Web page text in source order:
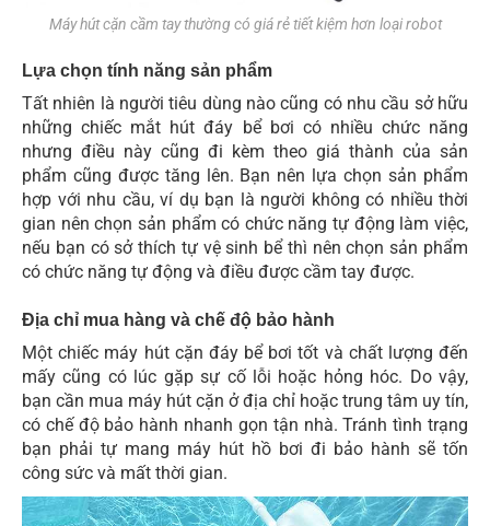
Máy hút cặn cầm tay thường có giá rẻ tiết kiệm hơn loại robot
Lựa chọn tính năng sản phẩm
Tất nhiên là người tiêu dùng nào cũng có nhu cầu sở hữu
những chiếc mắt hút đáy bể bơi có nhiều chức năng
nhưng điều này cũng đi kèm theo giá thành của sản
phẩm cũng được tăng lên. Bạn nên lựa chọn sản phẩm
hợp với nhu cầu, ví dụ bạn là người không có nhiều thời
gian nên chọn sản phẩm có chức năng tự động làm việc,
nếu bạn có sở thích tự vệ sinh bể thì nên chọn sản phẩm
có chức năng tự động và điều được cầm tay được.
Địa chỉ mua hàng và chế độ bảo hành
Một chiếc máy hút cặn đáy bể bơi tốt và chất lượng đến
mấy cũng có lúc gặp sự cố lỗi hoặc hỏng hóc. Do vậy,
bạn cần mua máy hút cặn ở địa chỉ hoặc trung tâm uy tín,
có chế độ bảo hành nhanh gọn tận nhà. Tránh tình trạng
bạn phải tự mang máy hút hồ bơi đi bảo hành sẽ tốn
công sức và mất thời gian.